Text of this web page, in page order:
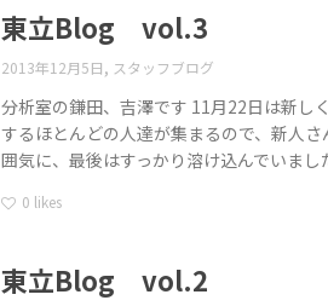
東立Blog vol.3
2013年12月5日, スタッフブログ
分析室の鎌田、吉澤です 11月22日は新し
するほとんどの人達が集まるので、新人
囲気に、最後はすっかり溶け込んでいまし
0 likes
東立Blog vol.2